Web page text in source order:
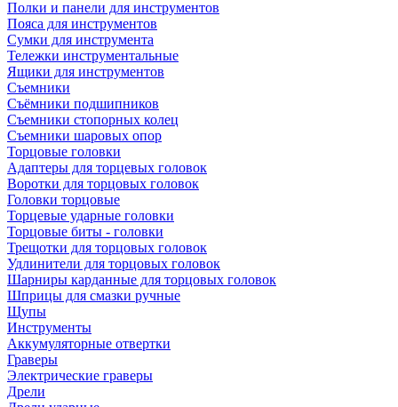
Полки и панели для инструментов
Пояса для инструментов
Сумки для инструмента
Тележки инструментальные
Ящики для инструментов
Съемники
Съёмники подшипников
Съемники стопорных колец
Съемники шаровых опор
Торцовые головки
Адаптеры для торцевых головок
Воротки для торцовых головок
Головки торцовые
Торцевые ударные головки
Торцовые биты - головки
Трещотки для торцовых головок
Удлинители для торцовых головок
Шарниры карданные для торцовых головок
Шприцы для смазки ручные
Щупы
Инструменты
Аккумуляторные отвертки
Граверы
Электрические граверы
Дрели